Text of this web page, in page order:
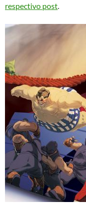
respectivo post.